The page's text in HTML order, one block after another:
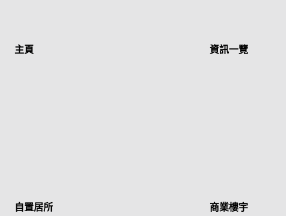
主頁 資訊一覽
自置居所 商業樓宇